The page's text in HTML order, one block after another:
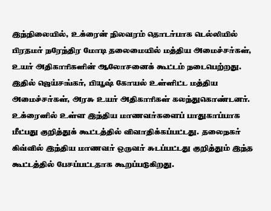
இந்நிலையில், உக்ரைன் நிலவரம் தொடர்பாக டெல்லியில்
பிரதமர் நரேந்திர மோடி தலைமையில் மத்திய அமைச்சர்கள்,
உயர் அதிகாரிகளின் ஆலோசனைக் கூட்டம் நடைபெற்றது.
இதில் ஜெய்சங்கர், பியூஷ் கோயல் உள்ளிட்ட மத்திய
அமைச்சர்கள், அரசு உயர் அதிகாரிகள் கலந்துகொண்டனர்.
உக்ரைனில் உள்ள இந்திய மாணவர்களைப் பாதுகாப்பாக
மீட்பது குறித்துக் கூட்டத்தில் விவாதிக்கப்பட்டது. தலைநகர்
கிவ்வில் இந்திய மாணவர் ஒருவர் சுடப்பட்டது குறித்தும் இந்த
கூட்டத்தில் பேசப்பட்டதாக கூறப்படுகிறது.